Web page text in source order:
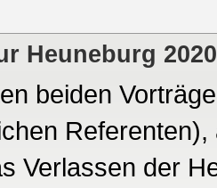
Heuneburg 2020
beiden
Verlassen der